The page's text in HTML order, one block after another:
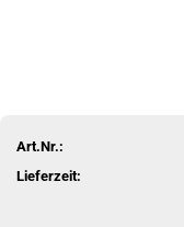
Art.Nr.:
Lieferzeit: